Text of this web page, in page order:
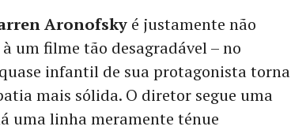
Aronofsky é justamente não
um filme tão desagradável – no
infantil de sua protagonista torna
mais sólida. O diretor segue uma
uma linha meramente ténue